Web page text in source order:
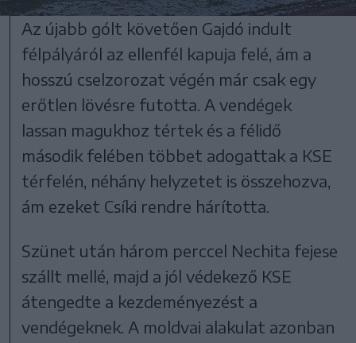
Az újabb gólt követően Gajdó indult
félpályáról az ellenfél kapuja felé, ám a
hosszú cselzorozat végén már csak egy
erőtlen lövésre futotta. A vendégek
lassan magukhoz tértek és a félidő
második felében többet adogattak a KSE
térfelén, néhány helyzetet is összehozva,
ám ezeket Csíki rendre hárította.
Szünet után három perccel Nechita fejese
szállt mellé, majd a jól védekező KSE
átengedte a kezdeményezést a
vendégeknek. A moldvai alakulat azonban